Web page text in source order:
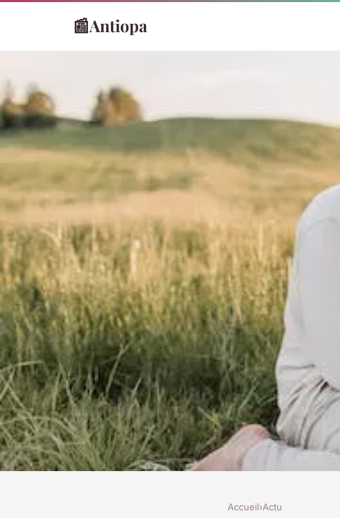
📰Antiopa
Accueil›Actu